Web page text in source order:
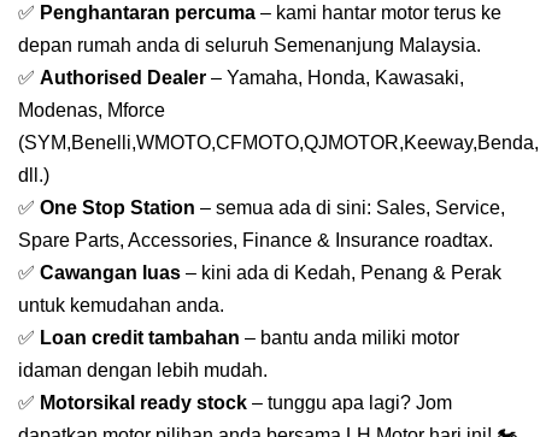
✅ Penghantaran percuma – kami hantar motor terus ke
depan rumah anda di seluruh Semenanjung Malaysia.
✅ Authorised Dealer – Yamaha, Honda, Kawasaki,
Modenas, Mforce
(SYM,Benelli,WMOTO,CFMOTO,QJMOTOR,Keeway,Benda,
dll.)
✅ One Stop Station – semua ada di sini: Sales, Service,
Spare Parts, Accessories, Finance & Insurance roadtax.
✅ Cawangan luas – kini ada di Kedah, Penang & Perak
untuk kemudahan anda.
✅ Loan credit tambahan – bantu anda miliki motor
idaman dengan lebih mudah.
✅ Motorsikal ready stock – tunggu apa lagi? Jom